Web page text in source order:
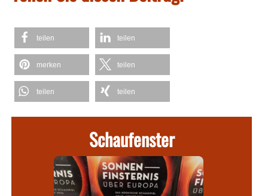
teilen teilen
merken teilen
teilen teilen
Schaufenster